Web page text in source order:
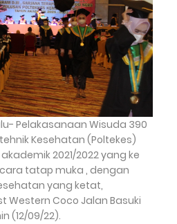
Pelakasanaan Wisuda 390
Kesehatan (Poltekes)
2021/2022 yang ke
tatap muka , dengan
yang ketat,
Western Coco Jalan Basuki
(12/09/22).